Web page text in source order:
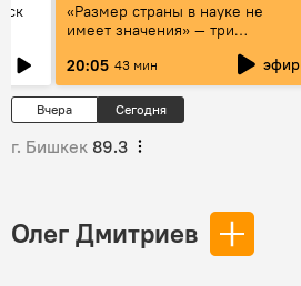
«Размер страны в науке не
имеет значения» — три
эксперта о сотрудничестве
России и Кыргызстана в
образовании и исследованиях
20:05 43 мин эфир
Вчера Сегодня
г. Бишкек 89.3
Олег Дмитриев